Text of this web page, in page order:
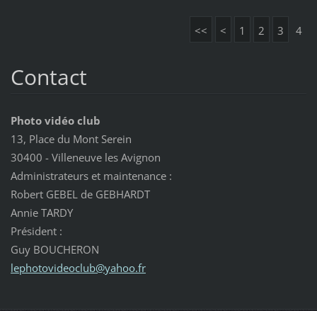
<< < 1 2 3 4
Contact
Photo vidéo club
13, Place du Mont Serein
30400 - Villeneuve les Avignon
Administrateurs et maintenance :
Robert GEBEL de GEBHARDT
Annie TARDY
Président :
Guy BOUCHERON
lephotovideoclub@yahoo.fr